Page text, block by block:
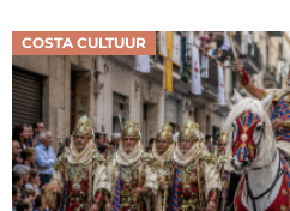
COSTA CULTUUR